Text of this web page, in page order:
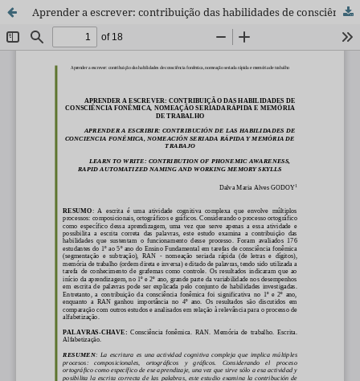
Aprender a escrever: contribuição das habilidades de consciência fonêmica, nomeação seriada rápida e memória de trabalho